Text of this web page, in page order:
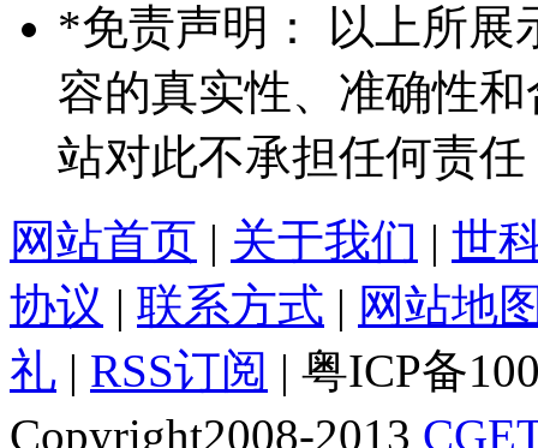
*免责声明： 以上所展
容的真实性、准确性
站对此不承担任何责任
网站首页 | 关于我们 | 世
协议 | 联系方式 | 网站地
礼 | RSS订阅 | 粤ICP备
Copyright2008-2013